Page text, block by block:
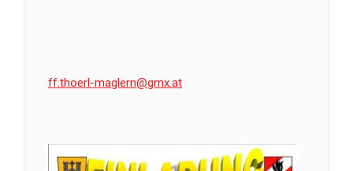
ff.thoerl-maglern@gmx.at